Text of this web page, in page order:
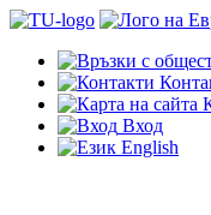
Вход
English